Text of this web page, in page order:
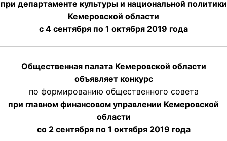
при департаменте культуры и национальной политики
Кемеровской области
с 4 сентября по 1 октября 2019 года
Общественная палата Кемеровской области
объявляет конкурс
по формированию общественного совета
при главном финансовом управлении Кемеровской
области
со 2 сентября по 1 октября 2019 года